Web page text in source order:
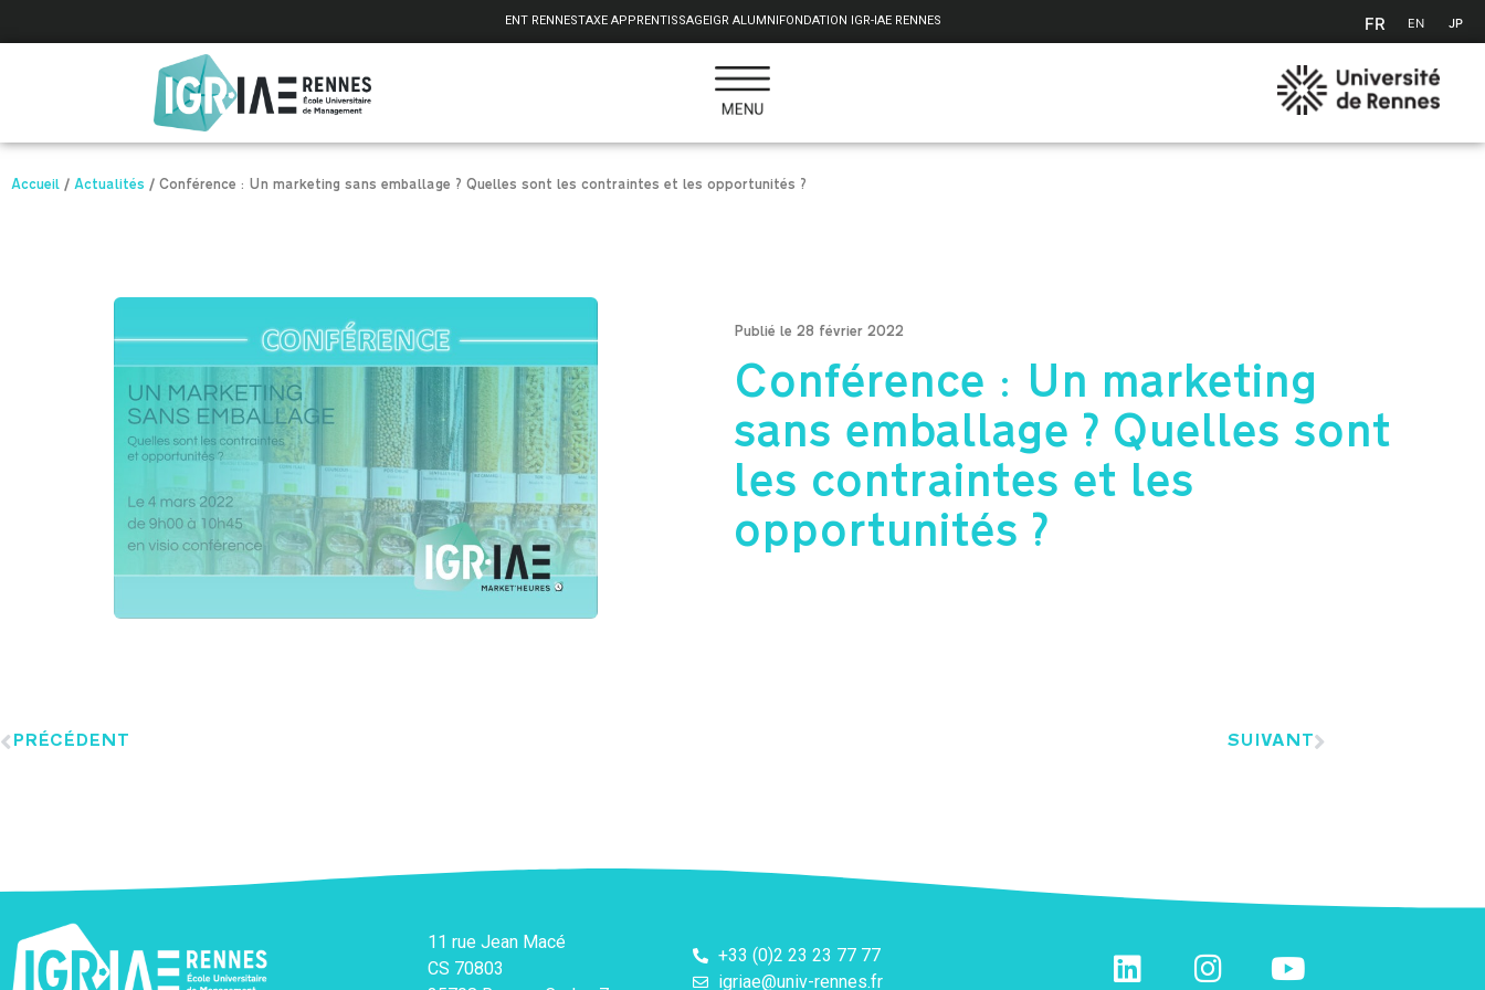
ENT RENNESTAXE APPRENTISSAGEIGR ALUMNI FONDATION IGR-IAE RENNES FR EN JP
Accueil / Actualités / Conférence : Un marketing sans emballage ? Quelles sont les contraintes et les opportunités ?
Publié le 28 février 2022
Conférence : Un marketing
sans emballage ? Quelles sont
les contraintes et les
opportunités ?
PRÉCÉDENT SUIVANT
11 rue Jean Macé
CS 70803
+33 (0)2 23 23 77 77
igriae@univ-rennes.fr